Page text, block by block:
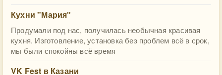
Кухни "Мария"
Продумали под нас, получилась необычная красивая
кухня. Изготовление, установка без проблем всё в срок,
мы были спокойны всё время
VK Fest в Казани